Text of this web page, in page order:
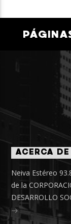
ACERCA
Neiva Estéreo
de la
DESARROLLO